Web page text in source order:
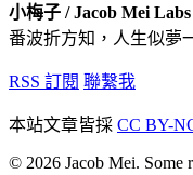
小梅子 / Jacob Mei Labs
番波折方知，人生似夢
RSS 訂閱 聯繫我
本站文章皆採 CC BY-
© 2026 Jacob Mei. Some